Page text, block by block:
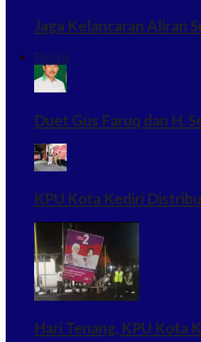
Jaga Kelancaran Aliran
Politik
Duet Gus Faruq dan H.
KPU Kota Kediri
Hari Tenang, KPU Kota